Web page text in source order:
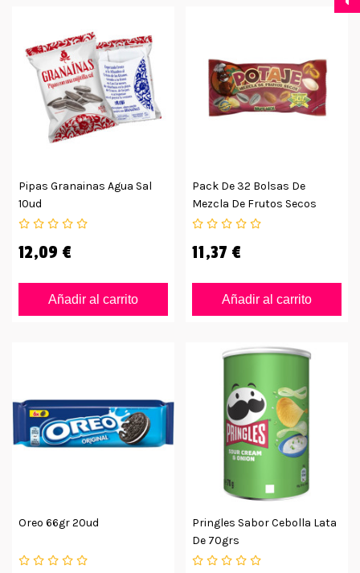
Pipas Granainas Agua Sal
10ud
12,09 €
Añadir al carrito
Pack De 32 Bolsas De
Mezcla De Frutos Secos
Potaje
11,37 €
Añadir al carrito
Oreo 66gr 20ud
Pringles Sabor Cebolla Lata
De 70grs